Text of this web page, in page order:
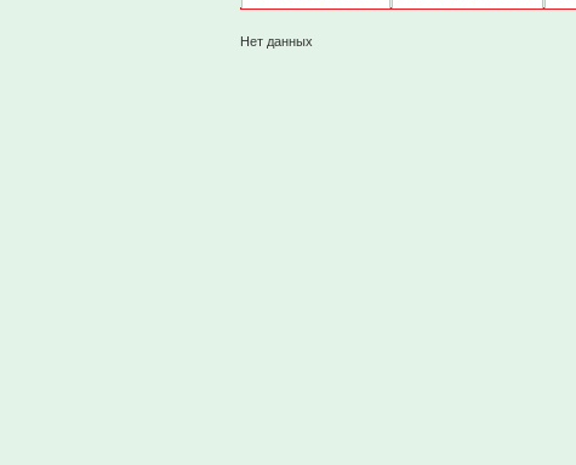
Нет данных